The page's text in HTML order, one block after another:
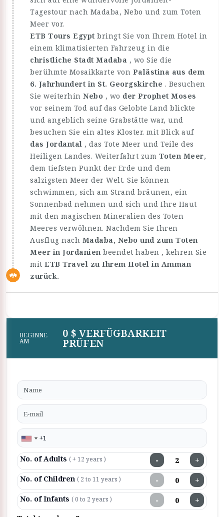
Tagestour nach Madaba, Nebo und zum Toten
Meer vor.
ETB Tours Egypt bringt Sie von Ihrem Hotel in
einem klimatisierten Fahrzeug in die
christliche Stadt Madaba , wo Sie die
berühmte Mosaikkarte von Palästina aus dem
6. Jahrhundert in St. Georgskirche . Besuchen
Sie weiterhin Nebo , wo der Prophet Moses
vor seinem Tod auf das Gelobte Land blickte
und angeblich seine Grabstätte war, und
besuchen Sie ein altes Kloster. mit Blick auf
das Jordantal , das Tote Meer und Teile des
Heiligen Landes. Weiterfahrt zum Toten Meer,
dem tiefsten Punkt der Erde und dem
salzigsten Meer der Welt. Sie können
schwimmen, sich am Strand bräunen, ein
Sonnenbad nehmen und sich und Ihre Haut
mit den magischen Mineralien des Toten
Meeres verwöhnen. Nachdem Sie Ihren
Ausflug nach Madaba, Nebo und zum Toten
Meer in Jordanien beendet haben , kehren Sie
mit ETB Travel zu Ihrem Hotel in Amman
zurück.
BEGINNE
AM
0 $ VERFÜGBARKEIT
PRÜFEN
No. of Adults ( + 12 years ) − +
No. of Children ( 2 to 11 years ) − +
No. of Infants ( 0 to 2 years ) − +